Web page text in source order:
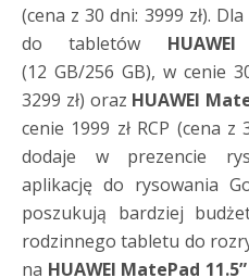
(cena z 30 dni: 3999 zł).
do tabletów
(12 GB/256 GB), w cenie
3299 zł) oraz HUAWEI
cenie 1999 zł RCP (cena
dodaje w prezencie
aplikację do rysowania
poszukują bardziej
rodzinnego tabletu do
na HUAWEI MatePad 11.5”